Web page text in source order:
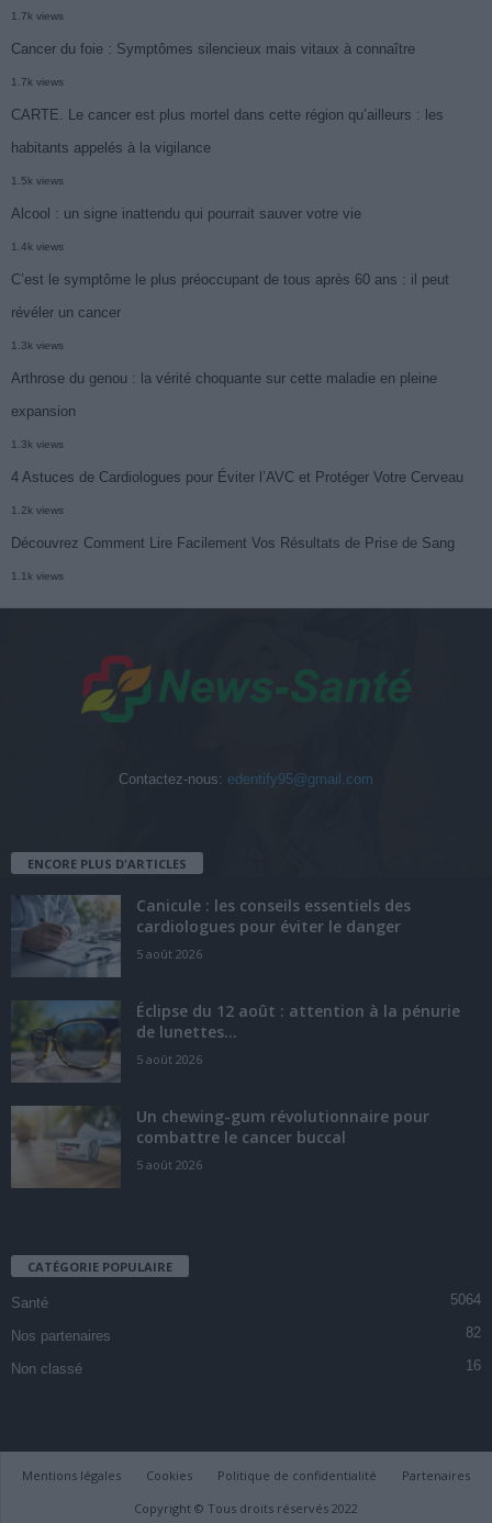
1.7k views
Cancer du foie : Symptômes silencieux mais vitaux à connaître
1.7k views
CARTE. Le cancer est plus mortel dans cette région qu’ailleurs : les
habitants appelés à la vigilance
1.5k views
Alcool : un signe inattendu qui pourrait sauver votre vie
1.4k views
C’est le symptôme le plus préoccupant de tous après 60 ans : il peut
révéler un cancer
1.3k views
Arthrose du genou : la vérité choquante sur cette maladie en pleine
expansion
1.3k views
4 Astuces de Cardiologues pour Éviter l’AVC et Protéger Votre Cerveau
1.2k views
Découvrez Comment Lire Facilement Vos Résultats de Prise de Sang
1.1k views
Contactez-nous: edentify95@gmail.com
ENCORE PLUS D'ARTICLES
Canicule : les conseils essentiels des
cardiologues pour éviter le danger
5 août 2026
Éclipse du 12 août : attention à la pénurie
de lunettes...
5 août 2026
Un chewing-gum révolutionnaire pour
combattre le cancer buccal
5 août 2026
CATÉGORIE POPULAIRE
Santé 5064
Nos partenaires 82
Non classé 16
Mentions légales Cookies Politique de confidentialité
Partenaires
Copyright © Tous droits réservés 2022